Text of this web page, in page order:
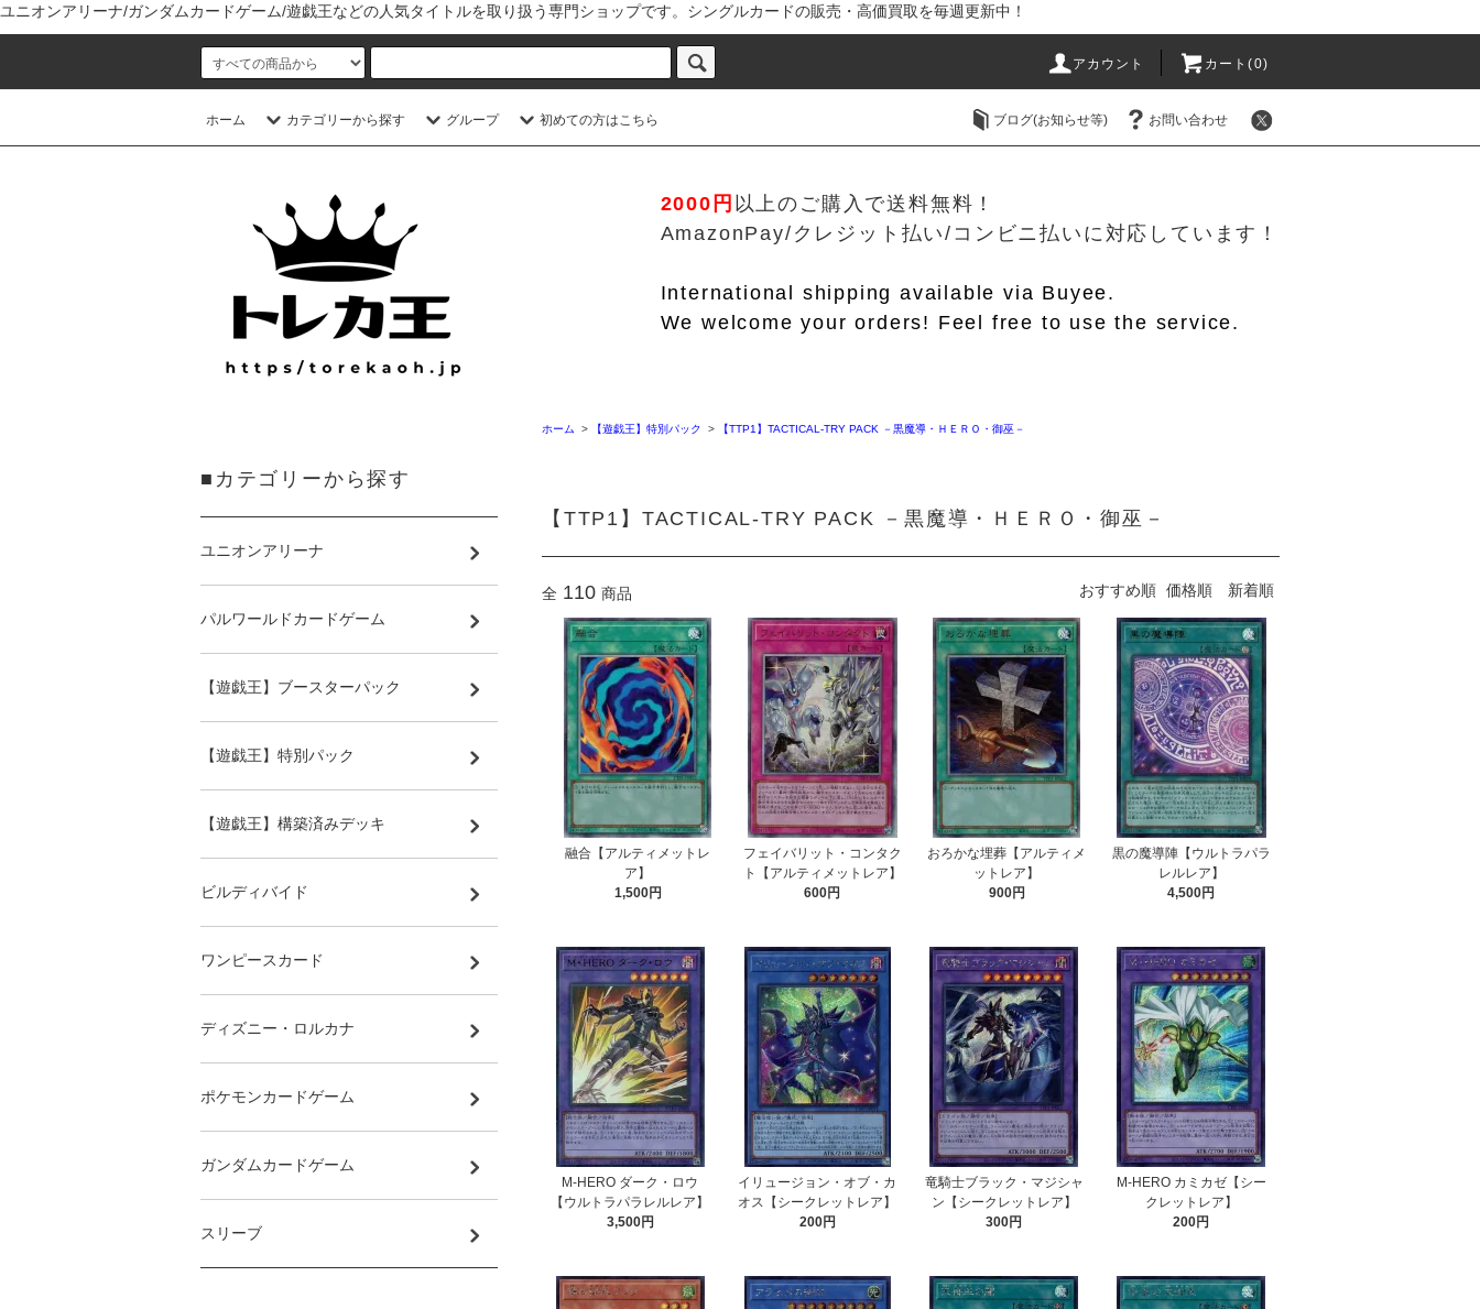
ユニオンアリーナ/ガンダムカードゲーム/遊戯王などの人気タイトルを取り扱う専門ショップです。シングルカードの販売・高価買取を毎週更新中！
アカウント カート(0)
ホーム カテゴリーから探す グループ 初めての方はこちら ブログ(お知らせ等) お問い合わせ
2000円 以上のご購入で送料無料！
AmazonPay/クレジット払い/コンビニ払いに対応しています！
International shipping available via Buyee.
We welcome your orders! Feel free to use the service.
ホーム > 【遊戯王】特別パック > 【TTP1】TACTICAL-TRY PACK －黒魔導・ＨＥＲＯ・御巫－
【TTP1】TACTICAL-TRY PACK －黒魔導・ＨＥＲＯ・御巫－
全 110 商品 おすすめ順 価格順 新着順
融合【アルティメットレ
ア】
1,500円
フェイバリット・コンタク
ト【アルティメットレア】
600円
おろかな埋葬【アルティメ
ットレア】
900円
黒の魔導陣【ウルトラパラ
レルレア】
4,500円
M-HERO ダーク・ロウ
【ウルトラパラレルレア】
3,500円
イリュージョン・オブ・カ
オス【シークレットレア】
200円
竜騎士ブラック・マジシャ
ン【シークレットレア】
300円
M-HERO カミカゼ【シー
クレットレア】
200円
■カテゴリーから探す
ユニオンアリーナ
パルワールドカードゲーム
【遊戯王】ブースターパック
【遊戯王】特別パック
【遊戯王】構築済みデッキ
ビルディバイド
ワンピースカード
ディズニー・ロルカナ
ポケモンカードゲーム
ガンダムカードゲーム
スリーブ